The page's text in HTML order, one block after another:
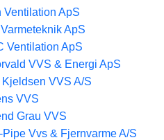
Ventilation ApS
ApS
Ventilation ApS
VVS & Energi ApS
Kjeldsen VVS A/S
VVS
Grau VVS
Pipe Vvs & Fjernvarme A/S